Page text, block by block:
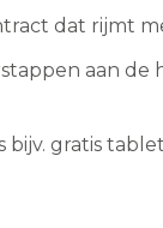
dat rijmt
aan de
bijv. gratis